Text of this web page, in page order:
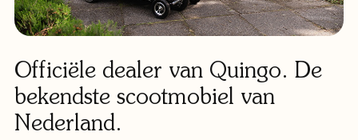
Officiële dealer van Quingo. De
bekendste scootmobiel van
Nederland.